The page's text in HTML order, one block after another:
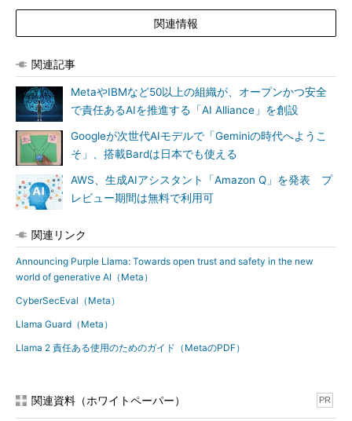
関連情報
関連記事
MetaやIBMなど50以上の組織が、オープンかつ安全
で責任あるAIを推進する「AI Alliance」を創設
Googleが次世代AIモデルで「Geminiの時代へようこ
そ」、搭載Bardは日本でも使える
AWS、生成AIアシスタント「Amazon Q」を発表 プ
レビュー期間は無料で利用可
関連リンク
Announcing Purple Llama: Towards open trust and safety in the new
world of generative AI（Meta）
CyberSecEval（Meta）
Llama Guard（Meta）
Llama 2 責任ある使用のためのガイド（MetaのPDF）
関連資料（ホワイトペーパー） PR